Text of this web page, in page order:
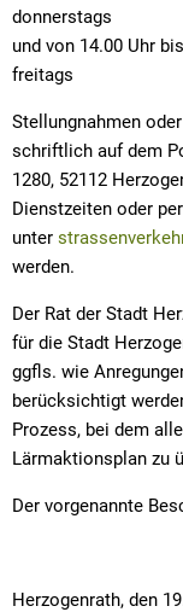
donnerstags
und von 14.00 Uhr
freitags von
Stellungnahmen
schriftlich auf dem
1280, 52112
Dienstzeiten oder
unter
werden.
Der Rat der Stadt
für die Stadt
ggfls. wie
berücksichtigt
Prozess, bei dem
Lärmaktionsplan zu
Der vorgenannte
Herzogenrath, den